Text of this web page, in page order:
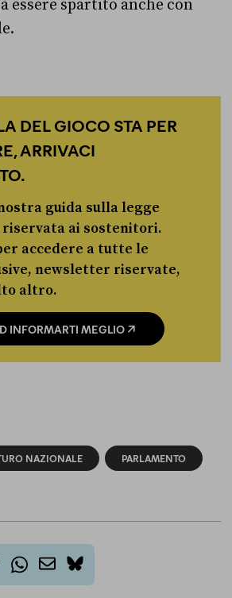
essere spartito anche con
DEL GIOCO STA PER
ARRIVACI
guida sulla legge
ai sostenitori.
accedere a tutte le
newsletter riservate,
altro.
INFORMARTI MEGLIO
NAZIONALE PARLAMENTO
bluesky